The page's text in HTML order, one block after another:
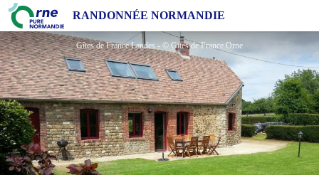
RANDONNÉE NORMANDIE
Gîtes de France Landes
Gîtes de France Landes - © Gites de France Orne